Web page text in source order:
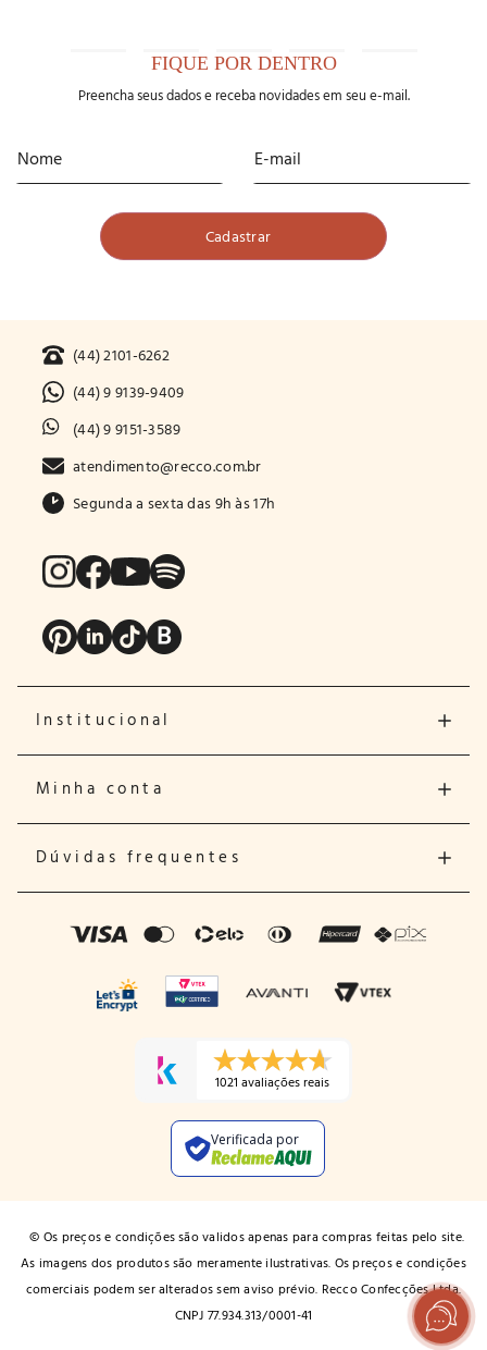
FIQUE POR DENTRO
Preencha seus dados e receba novidades em seu e-mail.
(44) 2101-6262
(44) 9 9139-9409
(44) 9 9151-3589
atendimento@recco.com.br
Segunda a sexta das 9h às 17h
Institucional
Minha conta
Dúvidas frequentes
1021 avaliações reais
Verificada por
© Os preços e condições são validos apenas para compras feitas pelo site.
As imagens dos produtos são meramente ilustrativas. Os preços e condições
comerciais podem ser alterados sem aviso prévio. Recco Confecções Ltda.
CNPJ 77.934.313/0001-41